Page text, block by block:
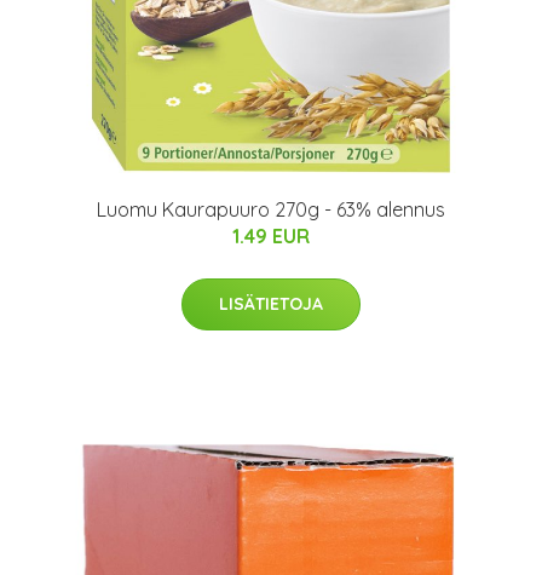
Luomu Kaurapuuro 270g - 63% alennus
1.49 EUR
LISÄTIETOJA